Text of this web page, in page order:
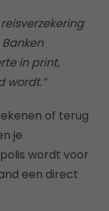
in print,
wordt.”
of terug
je
wordt voor
een direct